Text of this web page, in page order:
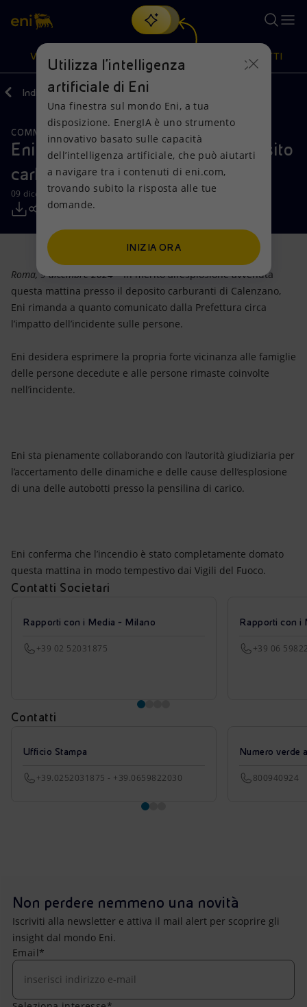
Cerca
scopri EnergIA, la nostra nuova soluzione di intelligenza
artificiale.
VISIONE
Visione
Mission e valori
Persone e Partnership
Net Zero
Modello satellitare
Energia accessibile
Scenari energetici
Azioni
Diversificazione energetica
Tecnologie per la transizione
Collaborazioni per l'innovazione
Attività nel mondo
PRODOTTI
Prodotti
Casa
Imprese
Mobilità
Indietro Media Comunicati Stampa
COMMENTI E PRECISAZIONI
Eni: aggiornamento incendio deposito
carburanti Calenzano
09 dicembre 2024 - 16:00 CET
Roma, 9 dicembre 2024– In merito all’esplosione avvenuta
questa mattina presso il deposito carburanti di Calenzano,
Eni rimanda a quanto comunicato dalla Prefettura circa
l’impatto dell’incidente sulle persone.
Eni desidera esprimere la propria forte vicinanza alle famiglie
delle persone decedute e alle persone rimaste coinvolte
nell’incidente.
Eni sta pienamente collaborando con l’autorità giudiziaria per
l’accertamento delle dinamiche e delle cause dell’esplosione
di una delle autobotti presso la pensilina di carico.
Eni conferma che l’incendio è stato completamente domato
questa mattina in modo tempestivo dai Vigili del Fuoco.
Contatti Societari
Rapporti con i Media - Milano
+39 02 52031875
Rapporti con i
+39 06
Contatti
Ufficio Stampa
+39.0252031875 - +39.0659822030
Numero verde
800940924
Non perdere nemmeno una novità
Iscriviti alla newsletter e attiva il mail alert per scoprire gli
insight dal mondo Eni.
Email*
Utilizza l'intelligenza
artificiale di Eni
Una finestra sul mondo Eni, a tua
disposizione. EnergIA è uno strumento
innovativo basato sulle capacità
dell’intelligenza artificiale, che può aiutarti
a navigare tra i contenuti di eni.com,
trovando subito la risposta alle tue
domande.
INIZIA ORA